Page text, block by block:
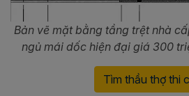
Bản vẽ mặt bằng tầng trệt nhà
ngủ mái dốc hiện đại giá 300
Tìm thầu thợ thi